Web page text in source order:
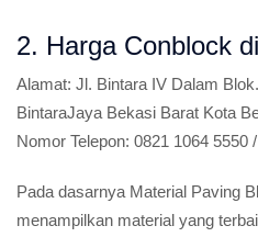
2. Harga Conblock
Alamat: Jl. Bintara IV Dalam
BintaraJaya Bekasi Barat Kota
Nomor Telepon: 0821 1064 5550
Pada dasarnya Material Paving
menampilkan material yang